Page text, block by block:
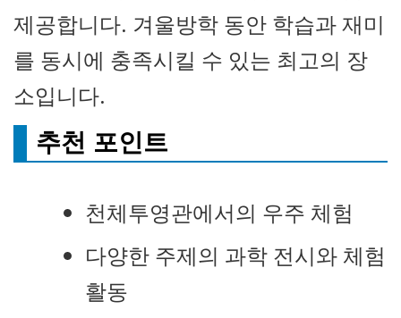
제공합니다. 겨울방학 동안 학습과 재미
를 동시에 충족시킬 수 있는 최고의 장
소입니다.
추천 포인트
천체투영관에서의 우주 체험
다양한 주제의 과학 전시와 체험
활동